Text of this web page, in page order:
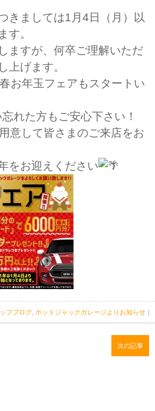
きましては1月4日（月）以
す。
ますが、何卒ご理解いただ
上げます。
お年玉フェアもスタートい
れた方もご安心下さい！
意して皆さまのご来店をお
をお迎えください
フブログ ホットジャックガレージよりお知らせ ｜
次の記事